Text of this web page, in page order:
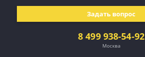
8 499 938-54-92
Москва
Задать вопрос